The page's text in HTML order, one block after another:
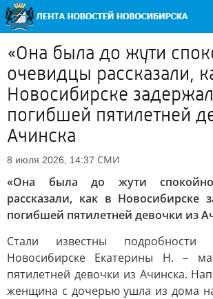
«Она была до жути
очевидцы рассказали,
Новосибирске
погибшей пятилетней
Ачинска
8 июля 2026, 14:37 СМИ
«Она была до жути
рассказали, как в Новосибирске
погибшей пятилетней девочки из
Стали известны подробности
Новосибирске Екатерины Н. –
пятилетней девочки из Ачинска.
женщина с дочерью ушла из дома